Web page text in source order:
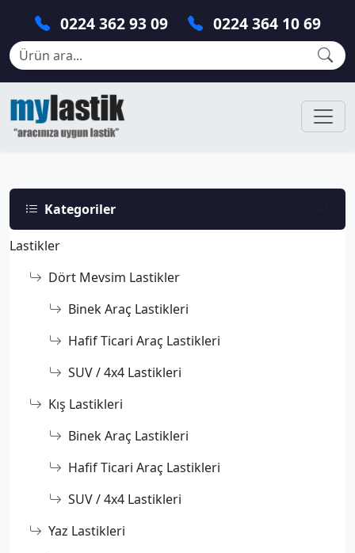
0224 362 93 09 0224 364 10 69
Kategoriler
Lastikler
Dört Mevsim Lastikler
Binek Araç Lastikleri
Hafif Ticari Araç Lastikleri
SUV / 4x4 Lastikleri
Kış Lastikleri
Binek Araç Lastikleri
Hafif Ticari Araç Lastikleri
SUV / 4x4 Lastikleri
Yaz Lastikleri